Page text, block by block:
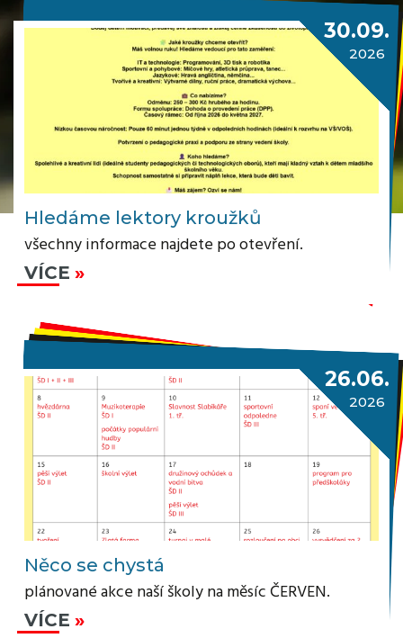
30.09.
2026
Hledáme lektory kroužků
všechny informace najdete po otevření.
VÍCE
26.06.
2026
Něco se chystá
plánované akce naší školy na měsíc ČERVEN.
VÍCE